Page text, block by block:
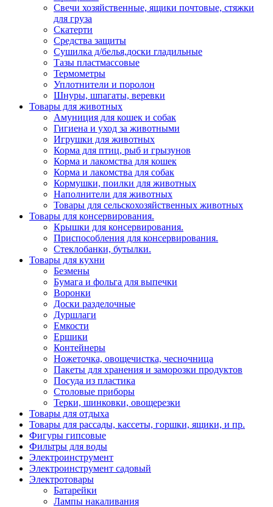
Свечи хозяйственные, ящики почтовые, стяжки
для груза
Скатерти
Средства защиты
Сушилка д/белья,доски гладильные
Тазы пластмассовые
Термометры
Уплотнители и поролон
Шнуры, шпагаты, веревки
Товары для животных
Амуниция для кошек и собак
Гигиена и уход за животными
Игрушки для животных
Корма для птиц, рыб и грызунов
Корма и лакомства для кошек
Корма и лакомства для собак
Кормушки, поилки для животных
Наполнители для животных
Товары для сельскохозяйственных животных
Товары для консервирования.
Крышки для консервирования.
Приспособления для консервирования.
Стеклобанки, бутылки.
Товары для кухни
Безмены
Бумага и фольга для выпечки
Воронки
Доски разделочные
Дуршлаги
Емкости
Ершики
Контейнеры
Ножеточка, овощечистка, чесночница
Пакеты для хранения и заморозки продуктов
Посуда из пластика
Столовые приборы
Терки, шинковки, овощерезки
Товары для отдыха
Товары для рассады, кассеты, горшки, ящики, и пр.
Фигуры гипсовые
Фильтры для воды
Электроинструмент
Электроинструмент садовый
Электротовары
Батарейки
Лампы накаливания